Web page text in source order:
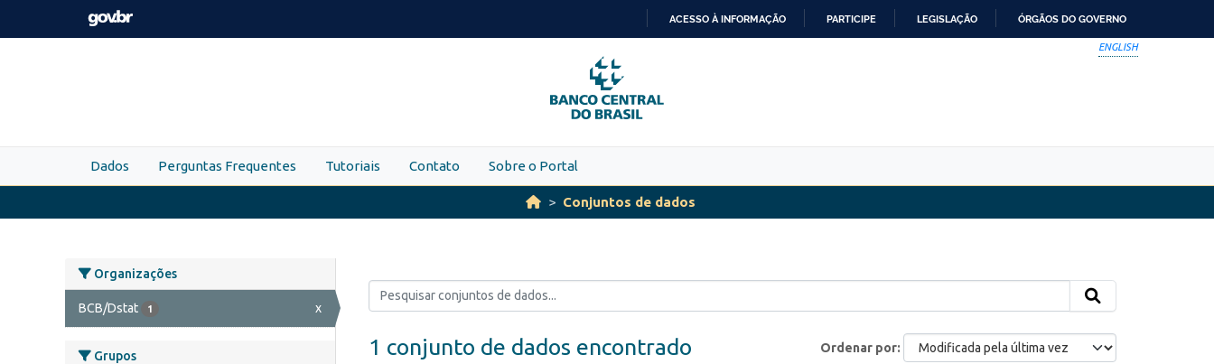
Skip to main content
PARA
O
CONTEÚDO
ACESSO À INFORMAÇÃO PARTICIPE LEGISLAÇÃO ÓRGÃOS DO GOVERNO
ENGLISH
Dados Perguntas Frequentes Tutoriais Contato Sobre o Portal
Conjuntos de dados
Organizações
BCB/Dstat 1 x
Grupos
Ordenar por
1 conjunto de dados encontrado